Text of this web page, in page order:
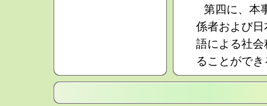
第四に、本
係者および
語による社
ることができ